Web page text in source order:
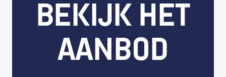
BEKIJK HET
AANBOD